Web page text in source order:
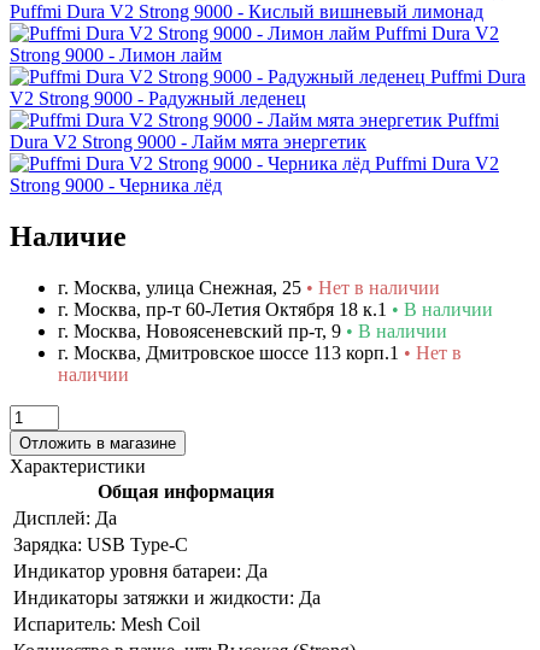
Puffmi Dura V2 Strong 9000 - Кислый вишневый лимонад
Puffmi Dura V2
Strong 9000 - Лимон лайм
Puffmi Dura
V2 Strong 9000 - Радужный леденец
Puffmi
Dura V2 Strong 9000 - Лайм мята энергетик
Puffmi Dura V2
Strong 9000 - Черника лёд
Наличие
г. Москва, улица Снежная, 25 • Нет в наличии
г. Москва, пр-т 60-Летия Октября 18 к.1 • В наличии
г. Москва, Новоясеневский пр-т, 9 • В наличии
г. Москва, Дмитровское шоссе 113 корп.1 • Нет в
наличии
Отложить в магазине
Характеристики
Общая информация
Дисплей: Да
Зарядка: USB Type-C
Индикатор уровня батареи: Да
Индикаторы затяжки и жидкости: Да
Испаритель: Mesh Coil